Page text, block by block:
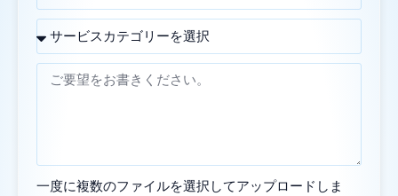
一度に複数のファイルを選択してアップロードしま